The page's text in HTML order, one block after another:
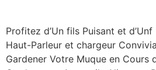
Profitez d’Un fils Puisant et
Haut-Parleur et chargeur
Gardener Votre Muque en Cours